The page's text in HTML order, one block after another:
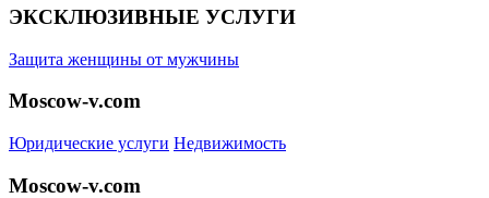
ЭКСКЛЮЗИВНЫЕ УСЛУГИ
Защита женщины от мужчины
Moscow-v.com
Юридические услуги Недвижимость
Moscow-v.com